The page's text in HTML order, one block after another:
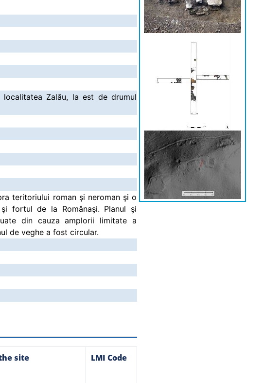
Zalău, la est de drumul
teritoriului roman şi neroman şi o
fortul de la Românaşi. Planul şi
din cauza amplorii limitate a
de veghe a fost circular.
site LMI Code